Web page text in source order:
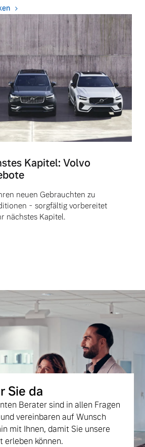
Kapitel: Volvo
neuen Gebrauchten zu
- sorgfältig vorbereitet
nächstes Kapitel.
Sie da
Berater sind in allen Fragen
vereinbaren auf Wunsch
mit Ihnen, damit Sie unsere
erleben können.